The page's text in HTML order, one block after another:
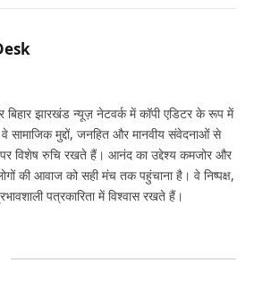
बिहार झारखंड न्यूज़ नेटवर्क में कॉपी एडिटर के रूप में
सामाजिक मुद्दों, जनहित और मानवीय संवेदनाओं से
विशेष रुचि रखते हैं। आनंद का उद्देश्य कमजोर और
की आवाज को सही मंच तक पहुंचाना है। वे निष्पक्ष,
पत्रकारिता में विश्वास रखते हैं।